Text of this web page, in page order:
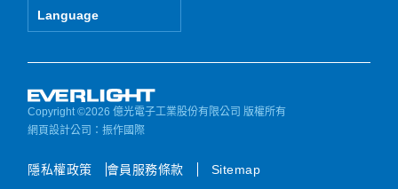
u
e
i
Language
Copyright ©2026 億光電子工業股份有限公司 版權所有
網頁設計公司 ：振作國際
隱私權政策 會員服務條款 Sitemap